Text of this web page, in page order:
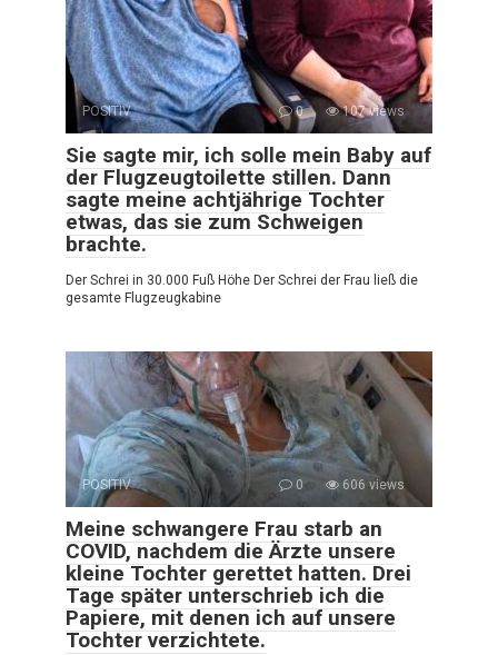
POSITIV 0 107 views
Sie sagte mir, ich solle mein Baby auf
der Flugzeugtoilette stillen. Dann
sagte meine achtjährige Tochter
etwas, das sie zum Schweigen
brachte.
Der Schrei in 30.000 Fuß Höhe Der Schrei der Frau ließ die
gesamte Flugzeugkabine
POSITIV 0 606 views
Meine schwangere Frau starb an
COVID, nachdem die Ärzte unsere
kleine Tochter gerettet hatten. Drei
Tage später unterschrieb ich die
Papiere, mit denen ich auf unsere
Tochter verzichtete.